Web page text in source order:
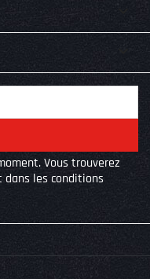

Vous trouverez
dans les conditions